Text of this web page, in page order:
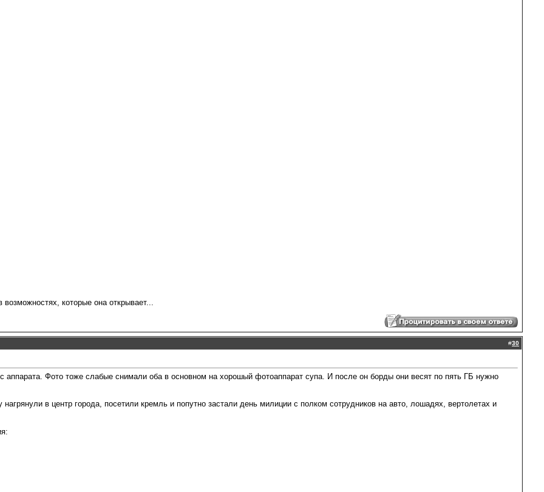
которые она открывает...
#30
аппарата. Фото тоже слабые снимали оба в основном на хорошый фотоаппарат супа. И после он борды они весят по пять ГБ нужно
в центр города, посетили кремль и попутно застали день милиции с полком сотрудников на авто, лошадях, вертолетах и